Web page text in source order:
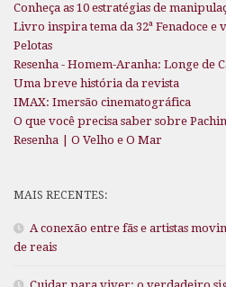
Conheça as 10 estratégias de
Livro inspira tema da 32ª Fenadoce
Pelotas
Resenha - Homem-Aranha: Longe de
Uma breve história da revista
IMAX: Imersão cinematográfica
O que você precisa saber sobre
Resenha | O Velho e O Mar
MAIS RECENTES:
A conexão entre fãs e artistas
de reais